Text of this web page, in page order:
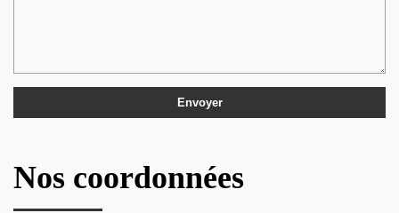
Nos coordonnées